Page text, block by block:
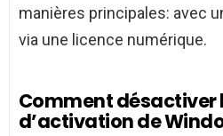
manières principales: avec
via une licence numérique.
Comment désactiver
d’activation de